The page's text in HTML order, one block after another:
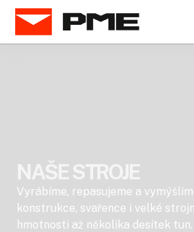
NAŠE STROJE
Vyrábíme, repasujeme a
konstrukce, svařence i velké
hmotnosti až několika desítek